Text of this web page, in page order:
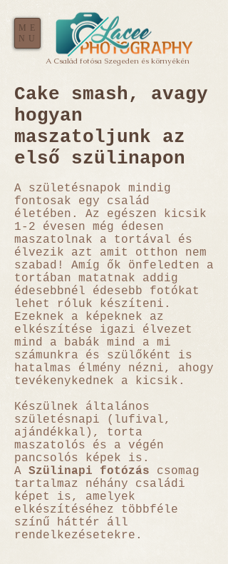
A Család fotósa Szegeden és környékén
ME
NU
Cake smash, avagy
hogyan
maszatoljunk az
első szülinapon
A születésnapok mindig
fontosak egy család
életében. Az egészen kicsik
1-2 évesen még édesen
maszatolnak a tortával és
élvezik azt amit otthon nem
szabad! Amíg ők önfeledten a
tortában matatnak addig
édesebbnél édesebb fotókat
lehet róluk készíteni.
Ezeknek a képeknek az
elkészítése igazi élvezet
mind a babák mind a mi
számunkra és szülőként is
hatalmas élmény nézni, ahogy
tevékenykednek a kicsik.
Készülnek általános
születésnapi (lufival,
ajándékkal), torta
maszatolós és a végén
pancsolós képek is.
A Szülinapi fotózás csomag
tartalmaz néhány családi
képet is, amelyek
elkészítéséhez többféle
színű háttér áll
rendelkezésetekre.